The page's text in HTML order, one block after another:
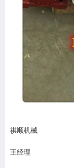
祺顺机械
王经理